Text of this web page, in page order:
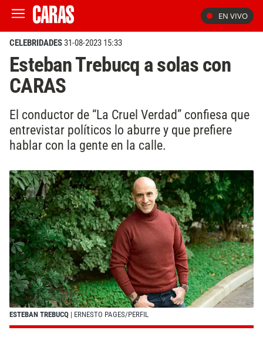
EN VIVO
CELEBRIDADES31-08-2023 15:33
Esteban Trebucq a solas con
CARAS
El conductor de “La Cruel Verdad” confiesa que
entrevistar políticos lo aburre y que prefiere
hablar con la gente en la calle.
ESTEBAN TREBUCQ | ERNESTO PAGES/PERFIL